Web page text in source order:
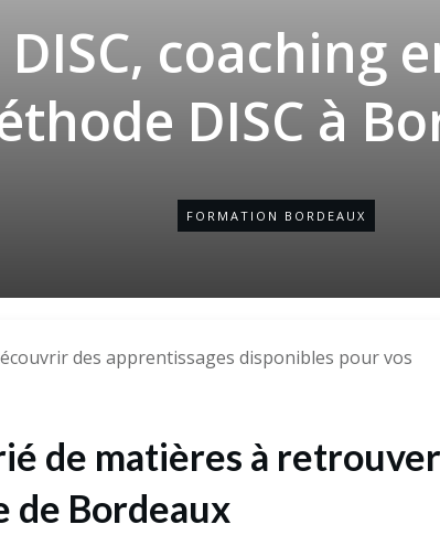
coaching
DISC à
FORMATION BORDEAUX
des apprentissages disponibles pour vos
de matières à retrouver
de Bordeaux